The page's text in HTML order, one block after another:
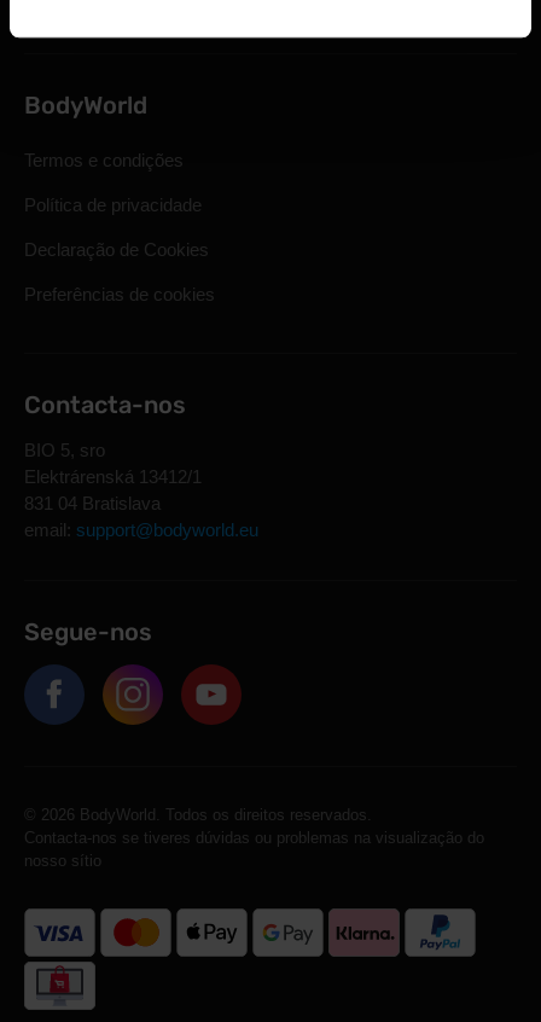
BodyWorld
Termos e condições
Política de privacidade
Declaração de Cookies
Preferências de cookies
Contacta-nos
BIO 5, sro
Elektrárenská 13412/1
831 04 Bratislava
email: support@bodyworld.eu
Segue-nos
© 2026 BodyWorld. Todos os direitos reservados.
Contacta-nos se tiveres dúvidas ou problemas na visualização do
nosso sítio